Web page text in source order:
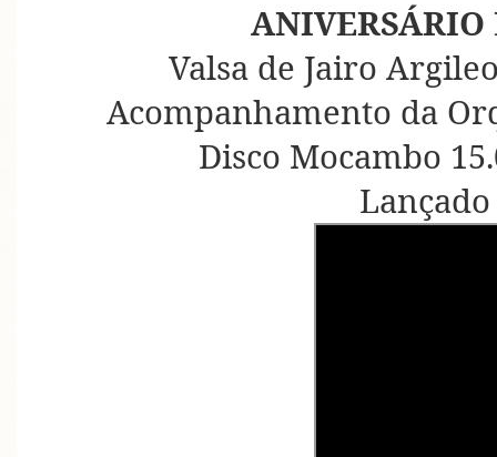
Valsa de Jairo
Acompanhamento da
Disco Mocambo